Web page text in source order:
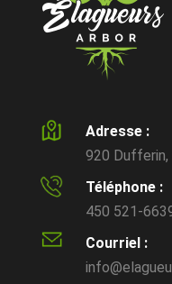
Adresse :
920 Dufferin,
Téléphone :
450 521-
Courriel :